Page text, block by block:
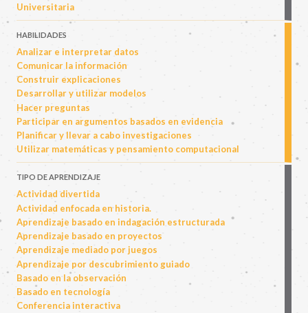
Universitaria
HABILIDADES
Analizar e interpretar datos
Comunicar la información
Construir explicaciones
Desarrollar y utilizar modelos
Hacer preguntas
Participar en argumentos basados en evidencia
Planificar y llevar a cabo investigaciones
Utilizar matemáticas y pensamiento computacional
TIPO DE APRENDIZAJE
Actividad divertida
Actividad enfocada en historia.
Aprendizaje basado en indagación estructurada
Aprendizaje basado en proyectos
Aprendizaje mediado por juegos
Aprendizaje por descubrimiento guiado
Basado en la observación
Basado en tecnología
Conferencia interactiva